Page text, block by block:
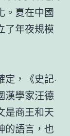
。夏在中國
了年夜規模
，《史記·
漢學家汪德
是商王和天
的語言，也